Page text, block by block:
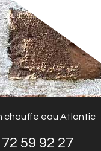
chauffe eau Atlantic
59 92 27